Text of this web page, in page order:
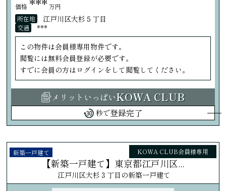
価格 *** 万円
所在地
江戸川区大杉５丁目
交通
***
この物件は会員様専用物件です。
閲覧には無料会員登録が必要です。
すでに会員の方はログインをして閲覧してください。
メリットいっぱいKOWA CLUB
秒で登録完了
新築一戸建て
【新築一戸建て】東京都江戸川区...
江戸川区大杉３丁目の新築一戸建て
KOWA CLUB会員様専用